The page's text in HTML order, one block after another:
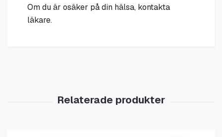
Om du är osäker på din hälsa, kontakta
läkare.